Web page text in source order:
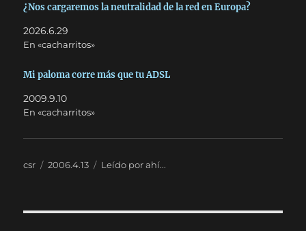
¿Nos cargaremos la neutralidad de la red en Europa?
2026.6.29
En «cacharritos»
Mi paloma corre más que tu ADSL
2009.9.10
En «cacharritos»
Autor
csr
Publicado
2006.4.13 Categorías
Leído por ahí...